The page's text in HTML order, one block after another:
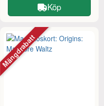
Köp
Mängdrabatt